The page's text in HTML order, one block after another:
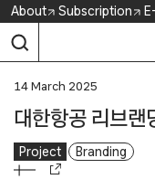
Skip
content
About Subscription
14 March 2025
대한항공 리브랜
Project Branding